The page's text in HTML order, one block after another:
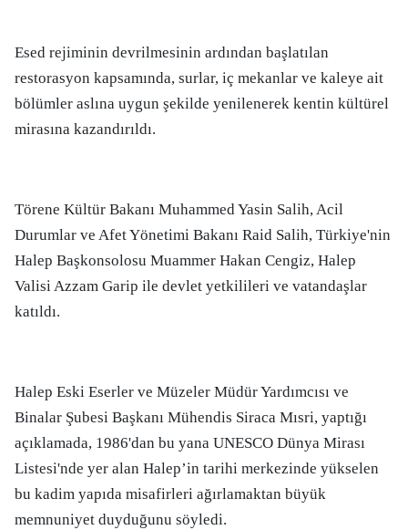
Esed rejiminin devrilmesinin ardından başlatılan
restorasyon kapsamında, surlar, iç mekanlar ve kaleye ait
bölümler aslına uygun şekilde yenilenerek kentin kültürel
mirasına kazandırıldı.
Törene Kültür Bakanı Muhammed Yasin Salih, Acil
Durumlar ve Afet Yönetimi Bakanı Raid Salih, Türkiye'nin
Halep Başkonsolosu Muammer Hakan Cengiz, Halep
Valisi Azzam Garip ile devlet yetkilileri ve vatandaşlar
katıldı.
Halep Eski Eserler ve Müzeler Müdür Yardımcısı ve
Binalar Şubesi Başkanı Mühendis Siraca Mısri, yaptığı
açıklamada, 1986'dan bu yana UNESCO Dünya Mirası
Listesi'nde yer alan Halep’in tarihi merkezinde yükselen
bu kadim yapıda misafirleri ağırlamaktan büyük
memnuniyet duyduğunu söyledi.